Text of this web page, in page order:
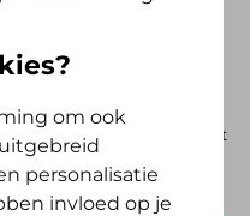
het woord
nadat je
AV (Tand) Opstap of AV
Zelf Bewust
in en
om ook
personalisatie
invloed op je